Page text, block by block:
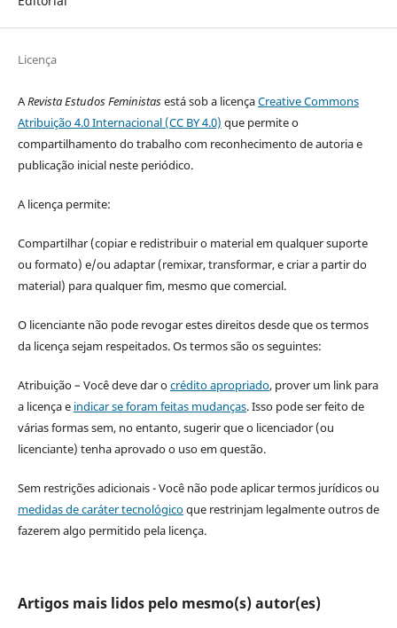
Licença
ARevista Estudos Feministasestá sob a licençaCreative Commons
Atribuição 4.0 Internacional (CC BY 4.0) que permite o
compartilhamento do trabalho com reconhecimento de autoria e
publicação inicial neste periódico.
A licença permite:
Compartilhar (copiar e redistribuir o material em qualquer suporte
ou formato) e/ou adaptar (remixar, transformar, e criar a partir do
material) para qualquer fim, mesmo que comercial.
O licenciante não pode revogar estes direitos desde que os termos
da licença sejam respeitados. Os termos são os seguintes:
Atribuição – Você deve dar ocrédito apropriado, prover um link para
a licença e indicar se foram feitas mudanças. Isso pode ser feito de
várias formas sem, no entanto, sugerir que o licenciador (ou
licenciante) tenha aprovado o uso em questão.
Sem restrições adicionais - Você não pode aplicar termos jurídicos ou
medidas de caráter tecnológicoque restrinjam legalmente outros de
fazerem algo permitido pela licença.
Artigos mais lidos pelo mesmo(s) autor(es)